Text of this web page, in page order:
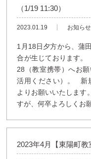
（1/19 11:30）
2023.01.19 お知らせ
1月18日夕方から、蒲
合が生じております
28（教室携帯）へお
活用ください）。 新
よりお願いいたしま
すが、何卒よろしくお
2023年4月【東陽町教